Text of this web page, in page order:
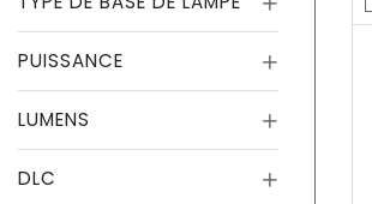
PUISSANCE
LUMENS
DLC